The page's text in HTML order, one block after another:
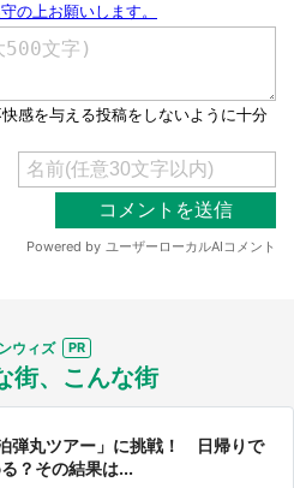
選択する
ウィズ
街、こんな街
弾丸ツアー」に挑戦！ 日帰りで
？その結果は...